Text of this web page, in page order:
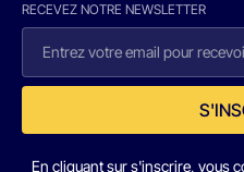
RECEVEZ NOTRE NEWSLETTER
En cliquant sur s'inscrire, vous